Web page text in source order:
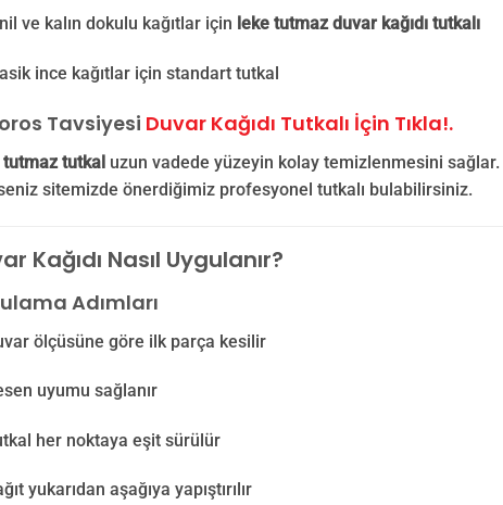
ve kalın dokulu kağıtlar için leke tutmaz duvar kağıdı tutkalı
ince kağıtlar için standart tutkal
Tavsiyesi Duvar Kağıdı Tutkalı İçin Tıkla!.
tutmaz tutkal uzun vadede yüzeyin kolay temizlenmesini sağlar.
sitemizde önerdiğimiz profesyonel tutkalı bulabilirsiniz.
Kağıdı Nasıl Uygulanır?
Adımları
ölçüsüne göre ilk parça kesilir
uyumu sağlanır
her noktaya eşit sürülür
yukarıdan aşağıya yapıştırılır